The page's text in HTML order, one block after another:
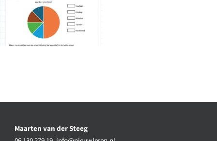
Maarten van der Steeg